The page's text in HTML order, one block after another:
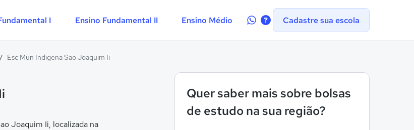
I Ensino Fundamental II Ensino Médio
Contate-Cadastre sua escola
/ Esc Mun Indigena Sao Joaquim Ii
Joaquim Ii, localizada na
Quer saber mais sobre bolsas
de estudo na sua região?